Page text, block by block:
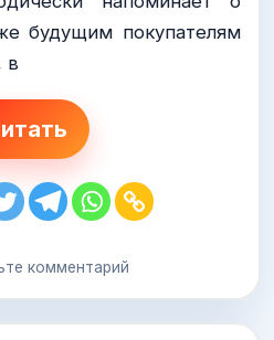
будущим покупателям
в
комментарий